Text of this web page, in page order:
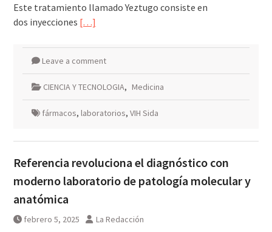
Este tratamiento llamado Yeztugo consiste en
dos inyecciones […]
Leave a comment
CIENCIA Y TECNOLOGIA, Medicina
fármacos, laboratorios, VIH Sida
Referencia revoluciona el diagnóstico con
moderno laboratorio de patología molecular y
anatómica
febrero 5, 2025 La Redacción